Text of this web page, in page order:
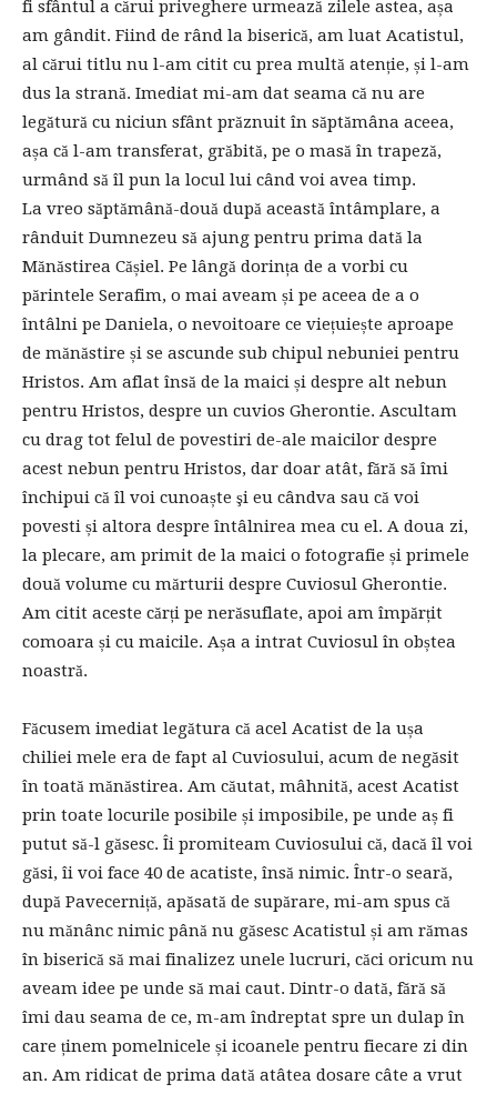
fi sfântul a cărui priveghere urmează zilele astea, așa
am gândit. Fiind de rând la biserică, am luat Acatistul,
al cărui titlu nu l-am citit cu prea multă atenție, și l-am
dus la strană. Imediat mi-am dat seama că nu are
legătură cu niciun sfânt prăznuit în săptămâna aceea,
așa că l-am transferat, grăbită, pe o masă în trapeză,
urmând să îl pun la locul lui când voi avea timp.
La vreo săptămână-două după această întâmplare, a
rânduit Dumnezeu să ajung pentru prima dată la
Mănăstirea Cășiel. Pe lângă dorința de a vorbi cu
părintele Serafim, o mai aveam și pe aceea de a o
întâlni pe Daniela, o nevoitoare ce viețuiește aproape
de mănăstire și se ascunde sub chipul nebuniei pentru
Hristos. Am aflat însă de la maici și despre alt nebun
pentru Hristos, despre un cuvios Gherontie. Ascultam
cu drag tot felul de povestiri de-ale maicilor despre
acest nebun pentru Hristos, dar doar atât, fără să îmi
închipui că îl voi cunoaște şi eu cândva sau că voi
povesti și altora despre întâlnirea mea cu el. A doua zi,
la plecare, am primit de la maici o fotografie și primele
două volume cu mărturii despre Cuviosul Gherontie.
Am citit aceste cărți pe nerăsuflate, apoi am împărțit
comoara și cu maicile. Așa a intrat Cuviosul în obștea
noastră.
Făcusem imediat legătura că acel Acatist de la ușa
chiliei mele era de fapt al Cuviosului, acum de negăsit
în toată mănăstirea. Am căutat, mâhnită, acest Acatist
prin toate locurile posibile și imposibile, pe unde aș fi
putut să-l găsesc. Îi promiteam Cuviosului că, dacă îl voi
găsi, îi voi face 40 de acatiste, însă nimic. Într-o seară,
după Pavecerniță, apăsată de supărare, mi-am spus că
nu mănânc nimic până nu găsesc Acatistul și am rămas
în biserică să mai finalizez unele lucruri, căci oricum nu
aveam idee pe unde să mai caut. Dintr-o dată, fără să
îmi dau seama de ce, m-am îndreptat spre un dulap în
care ținem pomelnicele și icoanele pentru fiecare zi din
an. Am ridicat de prima dată atâtea dosare câte a vrut